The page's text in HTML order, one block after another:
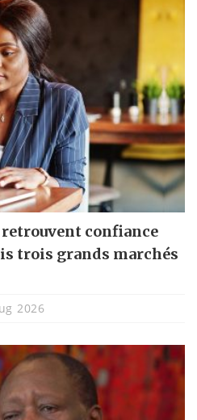
confiance
trois grands marchés
2026